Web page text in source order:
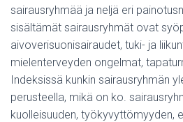
sairausryhmää ja neljä eri
sisältämät sairausryhmät ovat
aivoverisuonisairaudet, tuki- ja
mielenterveyden ongelmat,
Indeksissä kunkin sairausryhmän
perusteella, mikä on ko.
kuolleisuuden, työkyvyttömyyden,